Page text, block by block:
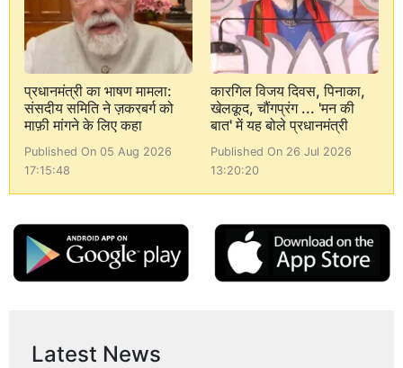
प्रधानमंत्री का भाषण मामला:
संसदीय समिति ने ज़करबर्ग को
माफ़ी मांगने के लिए कहा
Published On 05 Aug 2026
17:15:48
कारगिल विजय दिवस, पिनाका,
खेलकूद, चौंगप्रंग ... 'मन की
बात' में यह बोले प्रधानमंत्री
Published On 26 Jul 2026
13:20:20
Latest News